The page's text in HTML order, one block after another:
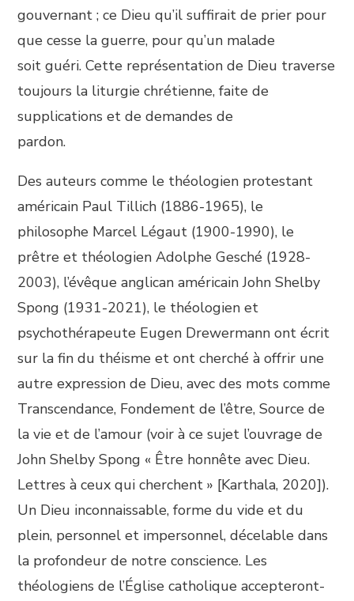
gouvernant ; ce Dieu qu’il suffirait de prier pour
que cesse la guerre, pour qu’un malade
soit guéri. Cette représentation de Dieu traverse
toujours la liturgie chrétienne, faite de
supplications et de demandes de
pardon.
Des auteurs comme le théologien protestant
américain Paul Tillich (1886-1965), le
philosophe Marcel Légaut (1900-1990), le
prêtre et théologien Adolphe Gesché (1928-
2003), l’évêque anglican américain John Shelby
Spong (1931-2021), le théologien et
psychothérapeute Eugen Drewermann ont écrit
sur la fin du théisme et ont cherché à offrir une
autre expression de Dieu, avec des mots comme
Transcendance, Fondement de l’être, Source de
la vie et de l’amour (voir à ce sujet l’ouvrage de
John Shelby Spong « Être honnête avec Dieu.
Lettres à ceux qui cherchent » [Karthala, 2020]).
Un Dieu inconnaissable, forme du vide et du
plein, personnel et impersonnel, décelable dans
la profondeur de notre conscience. Les
théologiens de l’Église catholique accepteront-